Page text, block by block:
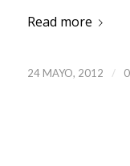
Read more
24 MAYO, 2012 /